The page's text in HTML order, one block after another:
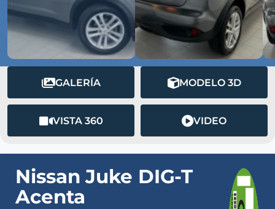
GALERÍA MODELO 3D
VISTA 360 VIDEO
Nissan Juke DIG-T
Acenta